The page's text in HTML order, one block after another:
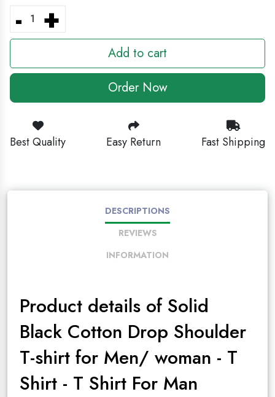
- +
Add to cart
Order Now
Best Quality Easy Return Fast Shipping
DESCRIPTIONS
REVIEWS
INFORMATION
Product details of Solid
Black Cotton Drop Shoulder
T-shirt for Men/ woman - T
Shirt - T Shirt For Man